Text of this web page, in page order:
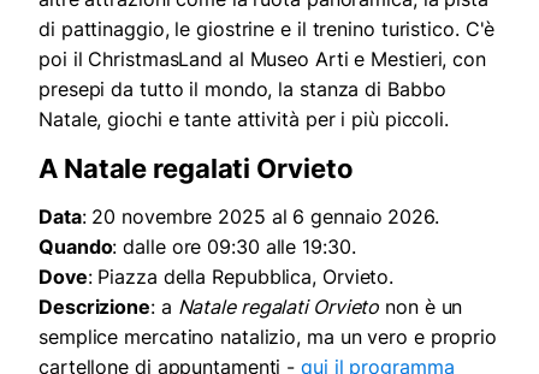
di pattinaggio, le giostrine e il trenino turistico. C'è
poi il ChristmasLand al Museo Arti e Mestieri, con
presepi da tutto il mondo, la stanza di Babbo
Natale, giochi e tante attività per i più piccoli.
A Natale regalati Orvieto
Data: 20 novembre 2025 al 6 gennaio 2026.
Quando: dalle ore 09:30 alle 19:30.
Dove: Piazza della Repubblica, Orvieto.
Descrizione: a Natale regalati Orvieto non è un
semplice mercatino natalizio, ma un vero e proprio
cartellone di appuntamenti -qui il programma